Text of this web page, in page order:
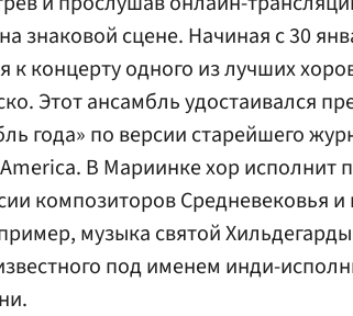
знаковой сцене. Начиная с 30
к концерту одного из лучших
Этот ансамбль удостаивался
года» по версии старейшего
В Мариинке хор исполнит
композиторов Средневековья
музыка святой
под именем инди-